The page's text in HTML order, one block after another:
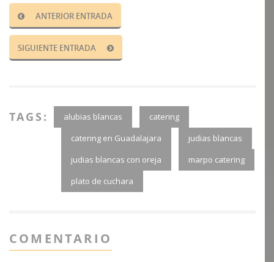
ANTERIOR ENTRADA
SIGUIENTE ENTRADA
TAGS: alubias blancas
catering
catering en Guadalajara
judias blancas
judias blancas con oreja
marpo catering
plato de cuchara
COMENTARIO